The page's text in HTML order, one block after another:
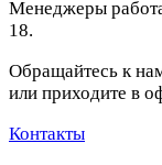
Менеджеры
18.
Обращайтесь к
или приходите в
Контакты